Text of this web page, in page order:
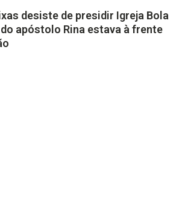
desiste de presidir Igreja Bola
apóstolo Rina estava à frente